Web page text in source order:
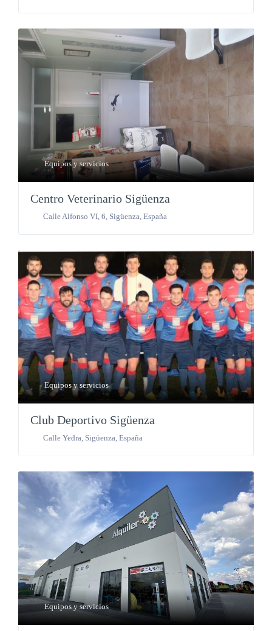
Equipos y servicios
Centro Veterinario Sigüenza
Calle Alfonso VI, 6 Sigüenza España
Equipos y servicios
Club Deportivo Sigüenza
Calle Yedra Sigüenza España
Equipos y servicios